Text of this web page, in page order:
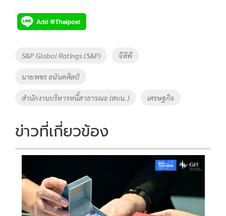
e
b
o
k
tt
er
p
y
Li
n
k
Tags
S&P Global Ratings (S&P) จีดีพี
นายพชร อนันตศิลป์
สำนักงานบริหารหนี้สาธารณะ (สบน.) เศรษฐกิจ
ข่าวที่เกี่ยวข้อง